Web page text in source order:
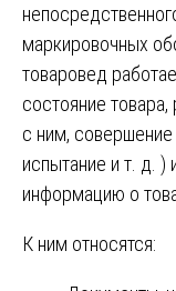
маркировочных
товаровед
состояние
с ним,
испытание и т. д.
информацию о
К ним относятся: